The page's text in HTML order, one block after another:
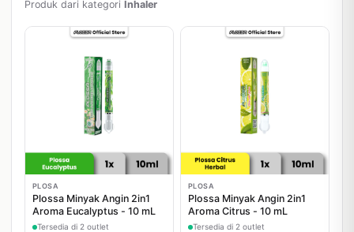
Produk dari kategori Inhaler
PLOSA
Plossa Minyak Angin 2in1
Aroma Eucalyptus - 10 mL
Tersedia di 2 outlet
PLOSA
Plossa Minyak Angin 2in1
Aroma Citrus - 10 mL
Tersedia di 2 outlet